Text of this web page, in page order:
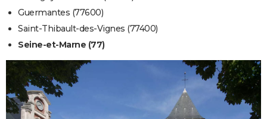
Guermantes (77600)
Saint-Thibault-des-Vignes (77400)
Seine-et-Marne (77)